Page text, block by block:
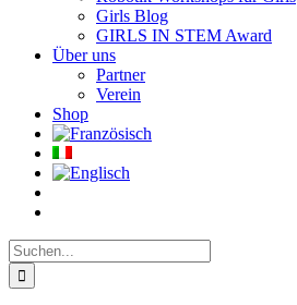
Girls Blog
GIRLS IN STEM Award
Über uns
Partner
Verein
Shop
Suche
nach: